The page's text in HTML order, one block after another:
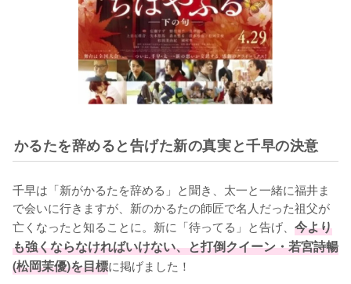
かるたを辞めると告げた新の真実と千早の決意
千早は「新がかるたを辞める」と聞き、太一と一緒に福井ま
で会いに行きますが、新のかるたの師匠で名人だった祖父が
亡くなったと知ることに。新に「待ってる」と告げ、 今より
も強くならなければいけない、と打倒クイーン・若宮詩暢
(松岡茉優)を目標に掲げました！